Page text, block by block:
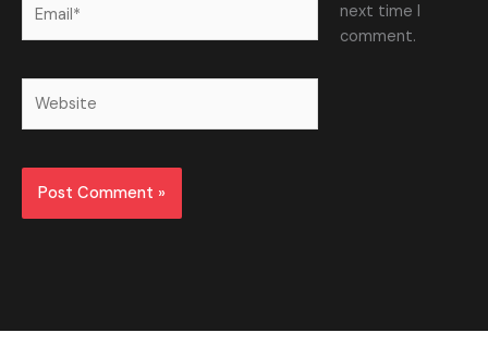
next time I
comment.